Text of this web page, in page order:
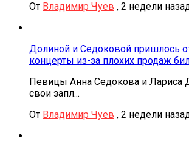
От Владимир Чуев , 2 недели
Долиной и Седоковой пришлось
концерты из-за плохих продаж
Певицы Анна Седокова и Лариса
свои запл...
От Владимир Чуев , 2 недели